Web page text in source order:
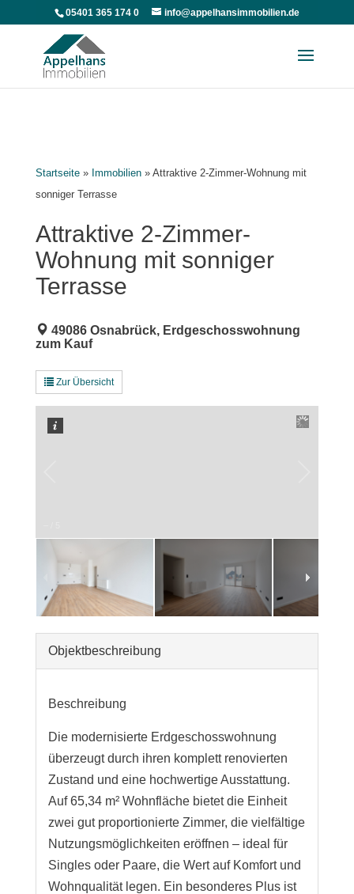
05401 365 174 0 info@appelhansimmobilien.de
Startseite» Immobilien» Attraktive 2-Zimmer-Wohnung mit
sonniger Terrasse
Attraktive 2-Zimmer-
Wohnung mit sonniger
Terrasse
49086 Osnabrück, Erdgeschosswohnung
zum Kauf
Zur Übersicht
Objekt­beschreibung
Beschreibung
Die modernisierte Erdgeschosswohnung
überzeugt durch ihren komplett renovierten
Zustand und eine hochwertige Ausstattung.
Auf 65,34 m² Wohnfläche bietet die Einheit
zwei gut proportionierte Zimmer, die vielfältige
Nutzungsmöglichkeiten eröffnen – ideal für
Singles oder Paare, die Wert auf Komfort und
Wohnqualität legen. Ein besonderes Plus ist